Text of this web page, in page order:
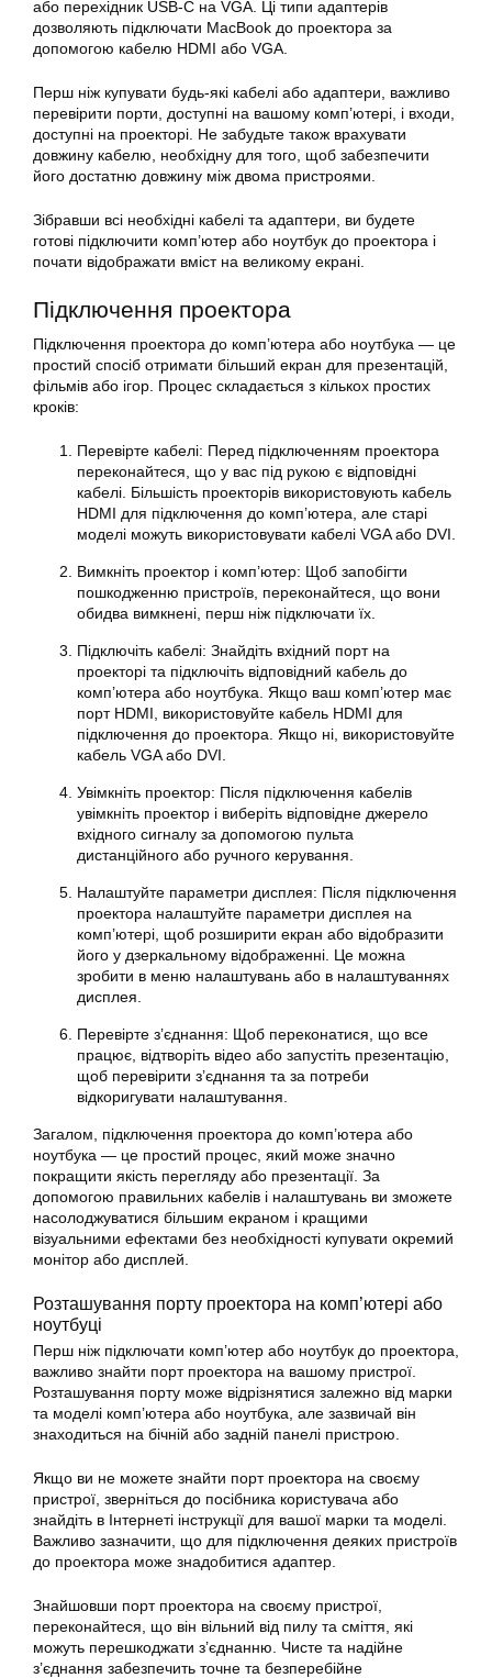
або перехідник USB-C на VGA. Ці типи адаптерів
дозволяють підключати MacBook до проектора за
допомогою кабелю HDMI або VGA.
Перш ніж купувати будь-які кабелі або адаптери, важливо
перевірити порти, доступні на вашому комп’ютері, і входи,
доступні на проекторі. Не забудьте також врахувати
довжину кабелю, необхідну для того, щоб забезпечити
його достатню довжину між двома пристроями.
Зібравши всі необхідні кабелі та адаптери, ви будете
готові підключити комп’ютер або ноутбук до проектора і
почати відображати вміст на великому екрані.
Підключення проектора
Підключення проектора до комп’ютера або ноутбука — це
простий спосіб отримати більший екран для презентацій,
фільмів або ігор. Процес складається з кількох простих
кроків:
Перевірте кабелі: Перед підключенням проектора
переконайтеся, що у вас під рукою є відповідні
кабелі. Більшість проекторів використовують кабель
HDMI для підключення до комп’ютера, але старі
моделі можуть використовувати кабелі VGA або DVI.
Вимкніть проектор і комп’ютер: Щоб запобігти
пошкодженню пристроїв, переконайтеся, що вони
обидва вимкнені, перш ніж підключати їх.
Підключіть кабелі: Знайдіть вхідний порт на
проекторі та підключіть відповідний кабель до
комп’ютера або ноутбука. Якщо ваш комп’ютер має
порт HDMI, використовуйте кабель HDMI для
підключення до проектора. Якщо ні, використовуйте
кабель VGA або DVI.
Увімкніть проектор: Після підключення кабелів
увімкніть проектор і виберіть відповідне джерело
вхідного сигналу за допомогою пульта
дистанційного або ручного керування.
Налаштуйте параметри дисплея: Після підключення
проектора налаштуйте параметри дисплея на
комп’ютері, щоб розширити екран або відобразити
його у дзеркальному відображенні. Це можна
зробити в меню налаштувань або в налаштуваннях
дисплея.
Перевірте з’єднання: Щоб переконатися, що все
працює, відтворіть відео або запустіть презентацію,
щоб перевірити з’єднання та за потреби
відкоригувати налаштування.
Загалом, підключення проектора до комп’ютера або
ноутбука — це простий процес, який може значно
покращити якість перегляду або презентації. За
допомогою правильних кабелів і налаштувань ви зможете
насолоджуватися більшим екраном і кращими
візуальними ефектами без необхідності купувати окремий
монітор або дисплей.
Розташування порту проектора на комп’ютері або
ноутбуці
Перш ніж підключати комп’ютер або ноутбук до проектора,
важливо знайти порт проектора на вашому пристрої.
Розташування порту може відрізнятися залежно від марки
та моделі комп’ютера або ноутбука, але зазвичай він
знаходиться на бічній або задній панелі пристрою.
Якщо ви не можете знайти порт проектора на своєму
пристрої, зверніться до посібника користувача або
знайдіть в Інтернеті інструкції для вашої марки та моделі.
Важливо зазначити, що для підключення деяких пристроїв
до проектора може знадобитися адаптер.
Знайшовши порт проектора на своєму пристрої,
переконайтеся, що він вільний від пилу та сміття, які
можуть перешкоджати з’єднанню. Чисте та надійне
з’єднання забезпечить точне та безперебійне